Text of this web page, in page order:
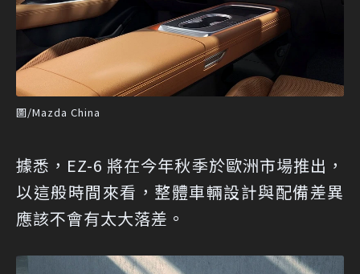
圖/Mazda China
據悉，EZ-6 將在今年秋季於歐洲市場推出，
以這般時間來看，整體車輛設計與配備差異
應該不會有太大落差。